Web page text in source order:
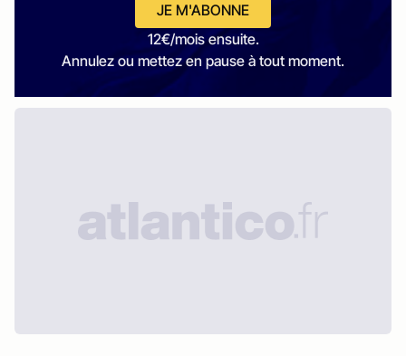
JE M'ABONNE
12€/mois ensuite.
Annulez ou mettez en pause à tout moment.